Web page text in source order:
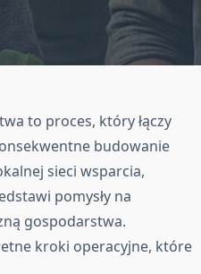
to proces, który łączy
budowanie
sieci wsparcia,
pomysły na
gospodarstwa.
kroki operacyjne, które